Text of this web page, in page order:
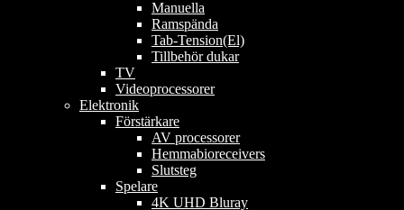
Manuella
Ramspända
Tab-Tension(El)
Tillbehör dukar
TV
Videoprocessorer
Elektronik
Förstärkare
AV processorer
Hemmabioreceivers
Slutsteg
Spelare
4K UHD Bluray